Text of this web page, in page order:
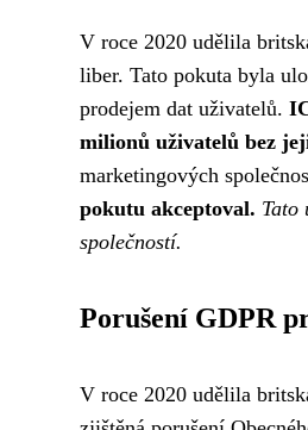
V roce 2020 udělila
liber. Tato pokuta byla
prodejem dat uživatelů.
milionů uživatelů bez
marketingových
pokutu akceptoval. Tato
společností.
Porušení GDPR
V roce 2020 udělila